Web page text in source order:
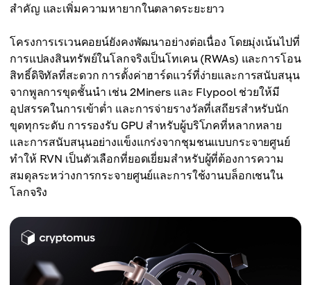
สำคัญ และเพิ่มความหายากในตลาดระยะยาว
โครงการเรเวนคอยน์ยังคงพัฒนาอย่างต่อเนื่อง โดยมุ่งเน้นไปที่
การแปลงสินทรัพย์ในโลกจริงเป็นโทเคน (RWAs) และการโอน
สิทธิ์ดิจิทัลที่สะดวก การตั้งค่าฮาร์ดแวร์ที่ง่ายและการสนับสนุน
จากพูลการขุดชั้นนำ เช่น 2Miners และ Flypool ช่วยให้มี
อุปสรรคในการเข้าต่ำ และการจ่ายรางวัลที่เสถียรสำหรับนัก
ขุดทุกระดับ การรองรับ GPU สำหรับผู้บริโภคที่หลากหลาย
และการสนับสนุนอย่างแข็งแกร่งจากชุมชนแบบกระจายศูนย์
ทำให้ RVN เป็นตัวเลือกที่ยอดเยี่ยมสำหรับผู้ที่ต้องการความ
สมดุลระหว่างการกระจายศูนย์และการใช้งานบล็อกเชนใน
โลกจริง